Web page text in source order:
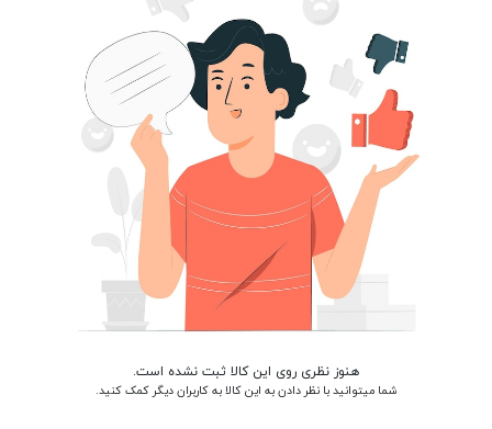
هنوز نظری روی این کالا ثبت نشده است.
شما میتوانید با نظر دادن به این کالا به کاربران دیگر کمک کنید.